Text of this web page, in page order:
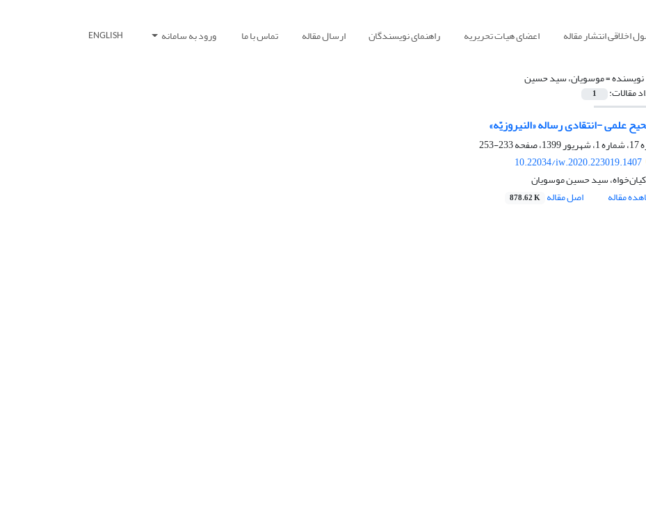
اخلاقی انتشار مقاله اعضای هیات تحریریه راهنمای نویسندگان ارسال مقاله تماس با ما ورود به سامانه ENGLISH
نویسنده =موسویان، سید حسین
مقالات: 1
علمی -انتقادی رساله «النیروزیّه»
صفحه
233-253
10.22034/iw.2020.223019.1407
کیان‌خواه، سید حسین موسویان
مقاله
اصل مقاله 878.62 K